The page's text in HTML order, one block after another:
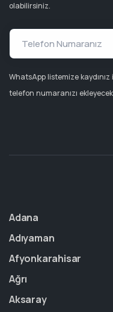
olabilirsiniz.
WhatsApp listemize
telefon numaranızı
Adana
Adıyaman
Afyonkarahisar
Ağrı
Aksaray